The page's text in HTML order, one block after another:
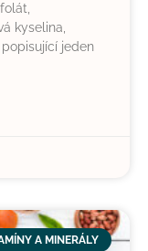
kyselina,
jeden
A MINERÁLY